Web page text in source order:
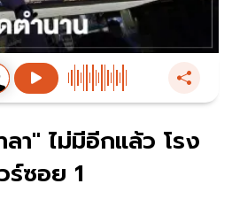
า" ไม่มีอีกแล้ว โรง
ซอย 1